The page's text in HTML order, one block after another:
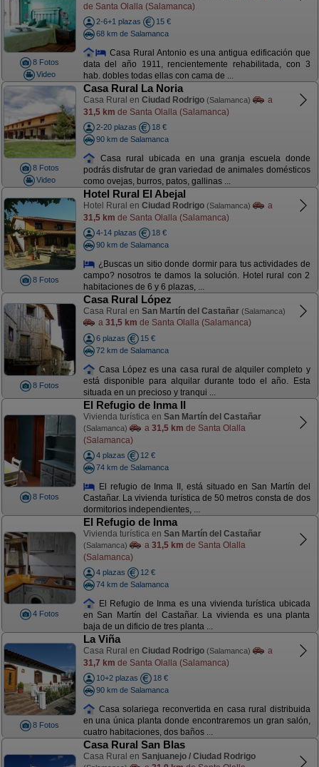
8 Fotos
Video
de Santa Olalla (Salamanca)
2-6+1 plazas
15 €
68 km de Salamanca
Casa Rural Antonio es una antigua edificación que
data del año 1911, rencientemente rehabilitada, con 3
hab. dobles todas ellas con cama de ...
8 Fotos
Video
Casa Rural La Noria
Casa Rural en Ciudad Rodrigo (Salamanca)
a
31,5 km de Santa Olalla (Salamanca)
2-20 plazas
18 €
90 km de Salamanca
Casa rural ubicada en una granja escuela donde
podrás disfrutar de gran variedad de animales domésticos
como ovejas, burros, patos, gallinas ...
8 Fotos
Hotel Rural El Abejal
Hotel Rural en Ciudad Rodrigo (Salamanca)
a
31,5 km de Santa Olalla (Salamanca)
4-14 plazas
18 €
90 km de Salamanca
¿Buscas un sitio donde dormir para tus actividades de
campo? nosotros te damos la solución. Hotel rural con 2
habitaciones de 6 y 6 plazas, ...
8 Fotos
Casa Rural López
Casa Rural en San Martín del Castañar (Salamanca)
a 31,5 km de Santa Olalla (Salamanca)
6 plazas
15 €
72 km de Salamanca
Casa López es una casa rural de alquiler completo y
está disponible para alquilar durante todo el año. Esta
situada en un precioso y tranqui ...
8 Fotos
El Refugio de Inma II
Vivienda turística en San Martín del Castañar
(Salamanca) a 31,5 km de Santa Olalla
(Salamanca)
4 plazas
12 €
74 km de Salamanca
El refugio de Inma II, está situado en San Martín del
Castañar. La vivienda turística de 50 metros consta de dos
dormitorios independientes, ...
4 Fotos
El Refugio de Inma
Vivienda turística en San Martín del Castañar
(Salamanca) a 31,5 km de Santa Olalla
(Salamanca)
4 plazas
12 €
74 km de Salamanca
El Refugio de Inma es una vivienda turística ubicada
en San Martín del Castañar. La vivienda es una planta
baja de un dificio de tres planta ...
8 Fotos
La Viña
Casa Rural en Ciudad Rodrigo (Salamanca)
a
31,7 km de Santa Olalla (Salamanca)
10+2 plazas
18 €
90 km de Salamanca
Casa solariega reconvertida en casa rural distribuida
en una única planta donde encontraremos un gran salón,
cuatro habitaciones, dos baños ...
Casa Rural San Blas
Casa Rural en Sanjuanejo / Ciudad Rodrigo